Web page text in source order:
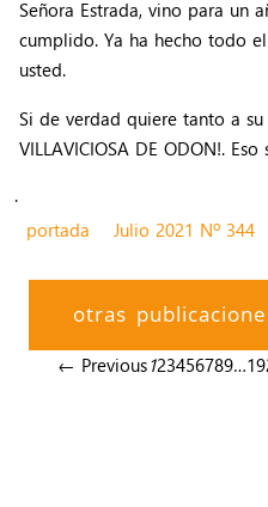
Señora Estrada, vino para un
cumplido. Ya ha hecho todo
usted.
Si de verdad quiere tanto a su
VILLAVICIOSA DE ODON!.
.
portada
Julio 2021 Nº 344
otras
← Previous123456789…19